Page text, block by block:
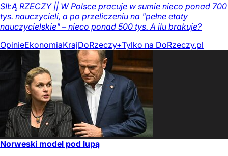
SIŁĄ RZECZY || W Polsce pracuje w sumie nieco ponad 700
tys. nauczycieli, a po przeliczeniu na "pełne etaty
nauczycielskie" – nieco ponad 500 tys. A ilu brakuje?
OpinieEkonomiaKrajDoRzeczy+Tylko na DoRzeczy.pl
Norweski model pod lupą